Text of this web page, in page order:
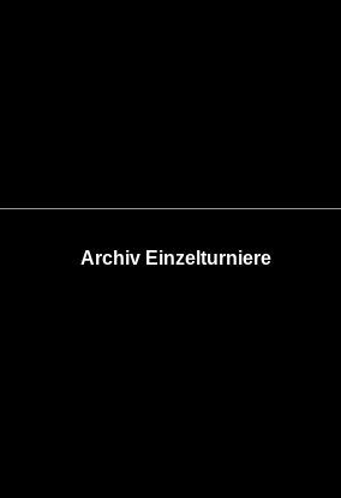
Archiv Einzelturniere